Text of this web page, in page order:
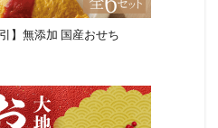
】無添加 国産おせち